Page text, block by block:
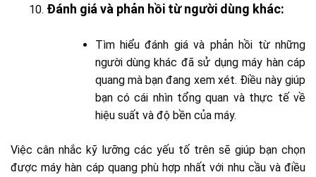
Đánh giá và phản hồi từ người dùng khác:
Tìm hiểu đánh giá và phản hồi từ những
người dùng khác đã sử dụng máy hàn cáp
quang mà bạn đang xem xét. Điều này giúp
bạn có cái nhìn tổng quan và thực tế về
hiệu suất và độ bền của máy.
Việc cân nhắc kỹ lưỡng các yếu tố trên sẽ giúp bạn chọn
được máy hàn cáp quang phù hợp nhất với nhu cầu và điều